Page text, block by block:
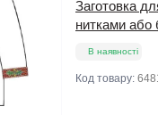
Заготовка
нитками або
В наявності
Код товару: